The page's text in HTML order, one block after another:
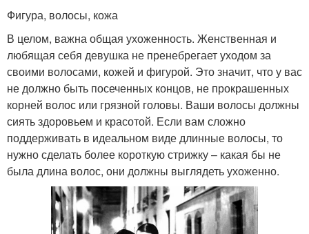
Фигура, волосы, кожа
В целом, важна общая ухоженность. Женственная и
любящая себя девушка не пренебрегает уходом за
своими волосами, кожей и фигурой. Это значит, что у вас
не должно быть посеченных концов, не прокрашенных
корней волос или грязной головы. Ваши волосы должны
сиять здоровьем и красотой. Если вам сложно
поддерживать в идеальном виде длинные волосы, то
нужно сделать более короткую стрижку – какая бы не
была длина волос, они должны выглядеть ухоженно.